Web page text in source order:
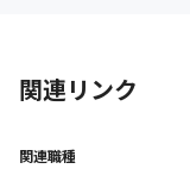
関連リンク
関連職種